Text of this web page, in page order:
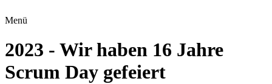
Menü
2023 - Wir haben 16 Jahre
Scrum Day gefeiert